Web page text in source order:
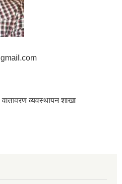
वातावरण व्यवस्थापन शाखा